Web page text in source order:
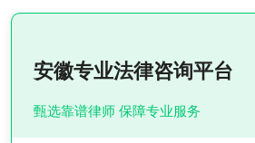
安徽专业法律咨询平台
甄选靠谱律师 保障专业服务